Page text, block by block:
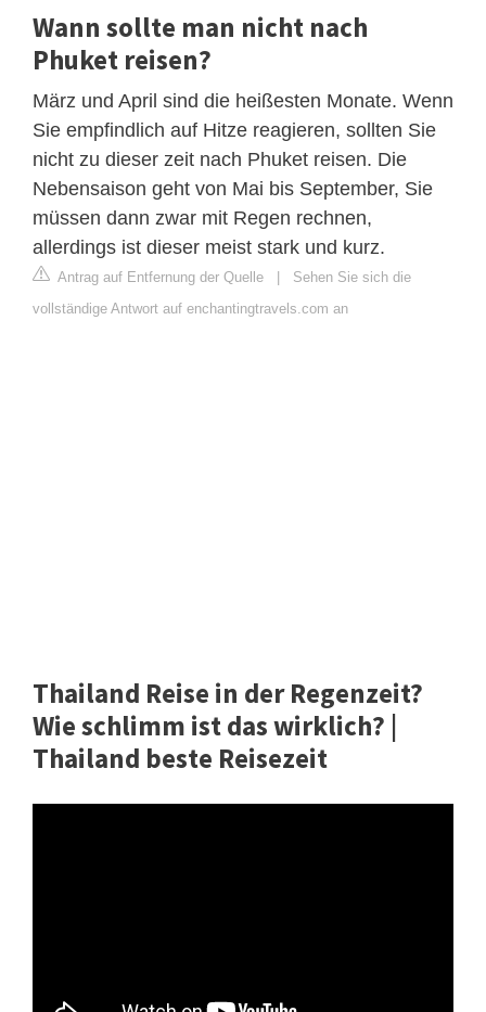
Wann sollte man nicht nach
Phuket reisen?
März und April sind die heißesten Monate. Wenn
Sie empfindlich auf Hitze reagieren, sollten Sie
nicht zu dieser zeit nach Phuket reisen. Die
Nebensaison geht von Mai bis September, Sie
müssen dann zwar mit Regen rechnen,
allerdings ist dieser meist stark und kurz.
Antrag auf Entfernung der Quelle
Sehen Sie sich die
vollständige Antwort auf enchantingtravels.com an
Thailand Reise in der Regenzeit?
Wie schlimm ist das wirklich? |
Thailand beste Reisezeit